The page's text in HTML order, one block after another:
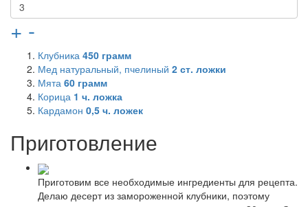
+ -
Клубника 450 грамм
Мед натуральный, пчелиный 2 ст. ложки
Мята 60 грамм
Корица 1 ч. ложка
Кардамон 0,5 ч. ложек
Приготовление
Приготовим все необходимые ингредиенты для рецепта.
Делаю десерт из замороженной клубники, поэтому